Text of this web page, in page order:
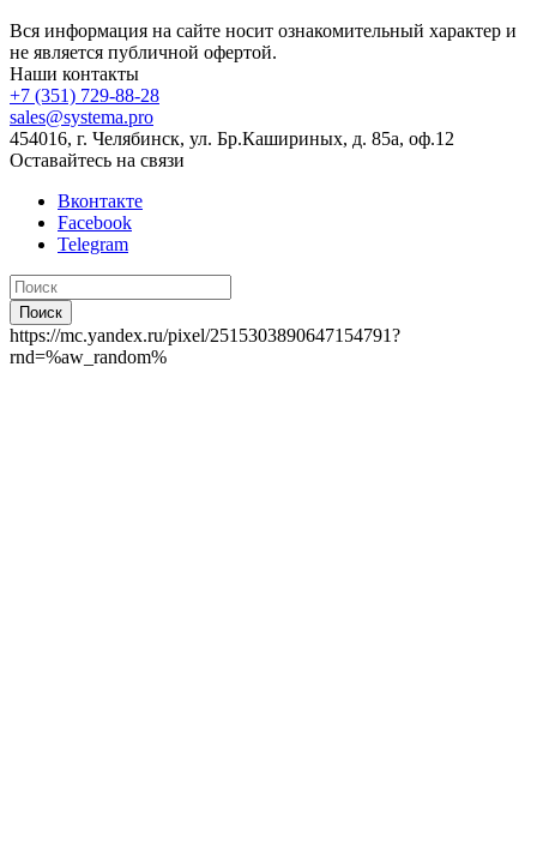
Вся информация на сайте носит ознакомительный характер и
не является публичной офертой.
Наши контакты
+7 (351) 729-88-28
sales@systema.pro
454016, г. Челябинск, ул. Бр.Кашириных, д. 85а, оф.12
Оставайтесь на связи
Вконтакте
Facebook
Telegram
Поиск
https://mc.yandex.ru/pixel/2515303890647154791?
rnd=%aw_random%